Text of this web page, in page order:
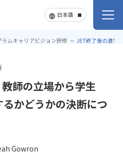
ラムキャリアビジョン研修 JET終了後の進学
師の立場から学生
かどうかの決断につ